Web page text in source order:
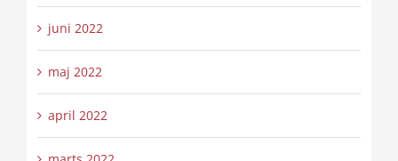
juni 2022
maj 2022
april 2022